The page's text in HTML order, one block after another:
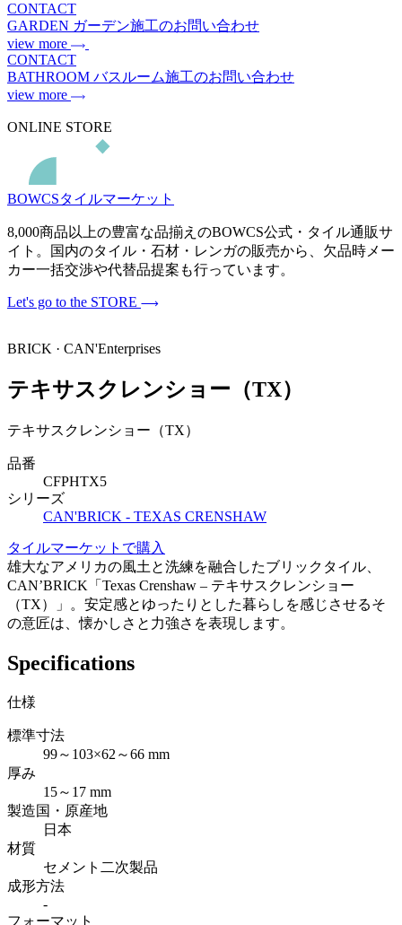
CONTACT
GARDEN ガーデン施工のお問い合わせ
view more
CONTACT
BATHROOM バスルーム施工のお問い合わせ
view more
ONLINE STORE
BOWCSタイルマーケット
8,000商品以上の豊富な品揃えのBOWCS公式・タイル通販サ
イト。国内のタイル・石材・レンガの販売から、欠品時メー
カー一括交渉や代替品提案も行っています。
Let's go to the STORE
BRICK · CAN'Enterprises
テキサスクレンショー（TX）
テキサスクレンショー（TX）
品番
CFPHTX5
シリーズ
CAN'BRICK - TEXAS CRENSHAW
タイルマーケットで購入
雄大なアメリカの風土と洗練を融合したブリックタイル、
CAN’BRICK「Texas Crenshaw – テキサスクレンショー
（TX）」。安定感とゆったりとした暮らしを感じさせるそ
の意匠は、懐かしさと力強さを表現します。
Specifications
仕様
標準寸法
99～103×62～66 mm
厚み
15～17 mm
製造国・原産地
日本
材質
セメント二次製品
成形方法
-
フォーマット